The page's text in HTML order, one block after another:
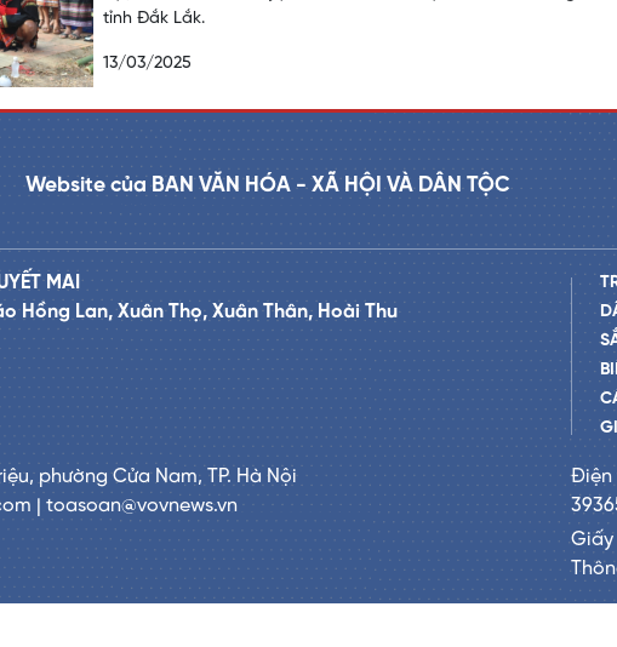
tỉnh Đắk Lắk.
13/03/2025
Website của BAN VĂN HÓA - XÃ HỘI VÀ DÂN TỘC
MAI
Hồng Lan, Xuân Thọ, Xuân Thân, Hoài Thu
phường Cửa Nam, TP. Hà Nội
| toasoan@vovnews.vn
Điện
Giấy